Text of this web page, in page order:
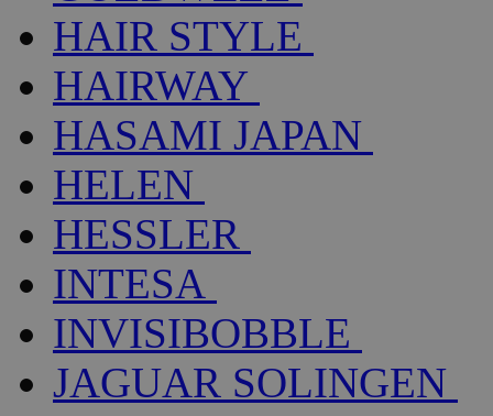
HAIR STYLE
HAIRWAY
HASAMI JAPAN
HELEN
HESSLER
INTESA
INVISIBOBBLE
JAGUAR SOLINGEN